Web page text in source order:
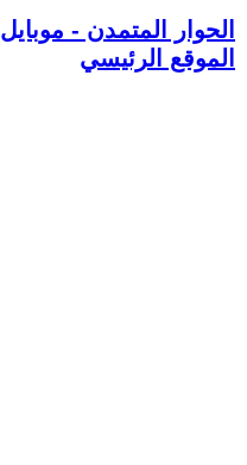
الحوار المتمدن - موبايل
الموقع الرئيسي